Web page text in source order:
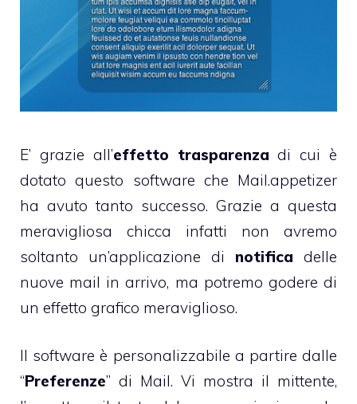
E’ grazie all’effetto trasparenza di cui è
dotato questo software che Mail.appetizer
ha avuto tanto successo. Grazie a questa
meravigliosa chicca infatti non avremo
soltanto un’applicazione di notifica delle
nuove mail in arrivo, ma potremo godere di
un effetto grafico meraviglioso.
Il software è personalizzabile a partire dalle
“Preferenze” di Mail. Vi mostra il mittente,